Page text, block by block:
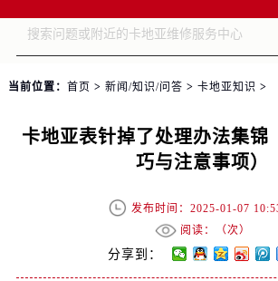
当前位置： 首页 > 新闻/知识/问答 > 卡地亚知识 >
卡地亚表针掉了处理办法集锦
巧与注意事项）
发布时间：2025-01-07
阅读：（次）
分享到：